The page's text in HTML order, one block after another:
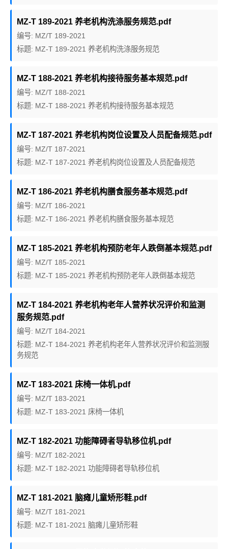
MZ-T 189-2021 养老机构洗涤服务规范.pdf
编号: MZ/T 189-2021
标题: MZ-T 189-2021 养老机构洗涤服务规范
MZ-T 188-2021 养老机构接待服务基本规范.pdf
编号: MZ/T 188-2021
标题: MZ-T 188-2021 养老机构接待服务基本规范
MZ-T 187-2021 养老机构岗位设置及人员配备规范.pdf
编号: MZ/T 187-2021
标题: MZ-T 187-2021 养老机构岗位设置及人员配备规范
MZ-T 186-2021 养老机构膳食服务基本规范.pdf
编号: MZ/T 186-2021
标题: MZ-T 186-2021 养老机构膳食服务基本规范
MZ-T 185-2021 养老机构预防老年人跌倒基本规范.pdf
编号: MZ/T 185-2021
标题: MZ-T 185-2021 养老机构预防老年人跌倒基本规范
MZ-T 184-2021 养老机构老年人营养状况评价和监测
服务规范.pdf
编号: MZ/T 184-2021
标题: MZ-T 184-2021 养老机构老年人营养状况评价和监测服
务规范
MZ-T 183-2021 床椅一体机.pdf
编号: MZ/T 183-2021
标题: MZ-T 183-2021 床椅一体机
MZ-T 182-2021 功能障碍者导轨移位机.pdf
编号: MZ/T 182-2021
标题: MZ-T 182-2021 功能障碍者导轨移位机
MZ-T 181-2021 脑瘫儿童矫形鞋.pdf
编号: MZ/T 181-2021
标题: MZ-T 181-2021 脑瘫儿童矫形鞋